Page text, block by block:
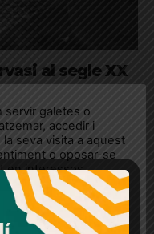
al segle XX
servir galetes o
accedir i
seva visita a aquest
o oposar-se
en interessos
clic a "Ajustos de
privacitat en aquest
el teu